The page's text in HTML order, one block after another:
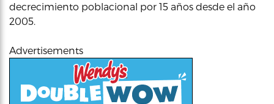
decrecimiento poblacional por 15 años desde el año
2005.
Advertisements